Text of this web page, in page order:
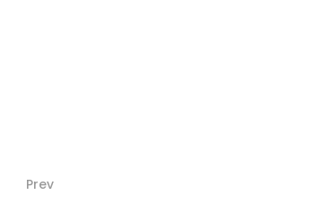
Prev